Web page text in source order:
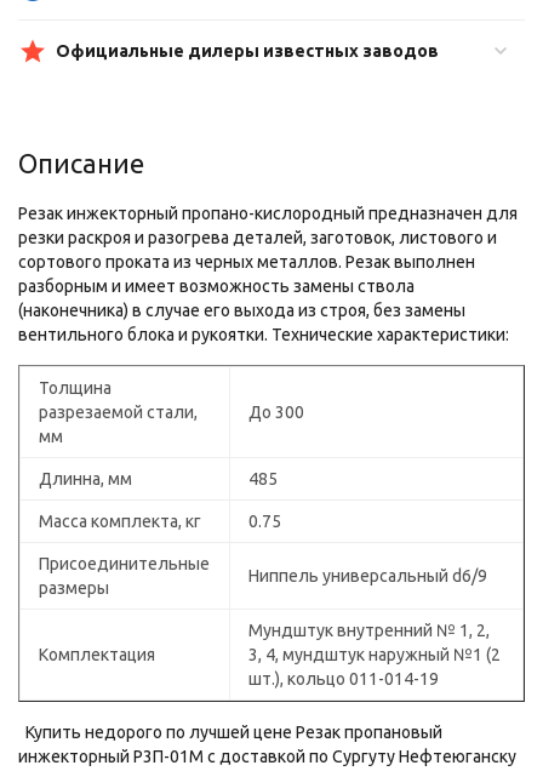
Официальные дилеры известных заводов
Описание
Резак инжекторный пропано-кислородный предназначен для
резки раскроя и разогрева деталей, заготовок, листового и
сортового проката из черных металлов. Резак выполнен
разборным и имеет возможность замены ствола
(наконечника) в случае его выхода из строя, без замены
вентильного блока и рукоятки. Технические характеристики:
Толщина
разрезаемой стали,
мм
До 300
Длинна, мм 485
Масса комплекта, кг 0.75
Присоединительные
размеры
Ниппель универсальный d6/9
Комплектация
Мундштук внутренний № 1, 2,
3, 4, мундштук наружный №1 (2
шт.), кольцо 011-014-19
Купить недорого по лучшей цене Резак пропановый
инжекторный Р3П-01М с доставкой по Сургуту Нефтеюганску